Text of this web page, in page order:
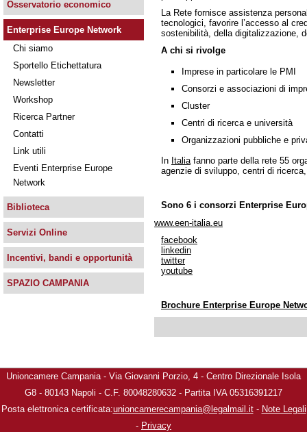
La Rete fornisce assistenza
tecnologici, favorire l’accesso al
sostenibilità, della digitalizzazione,
A chi si rivolge
Imprese in particolare le PMI
Consorzi e associazioni di
Cluster
Centri di ricerca e università
Organizzazioni pubbliche e
In Italia fanno parte della rete 55
agenzie di sviluppo, centri di
Sono 6 i consorzi Enterprise
www.een-italia.eu
facebook
linkedin
twitter
youtube
Brochure Enterprise Europe
Osservatorio economico
Enterprise Europe Network
Chi siamo
Sportello Etichettatura
Newsletter
Workshop
Ricerca Partner
Contatti
Link utili
Eventi Enterprise Europe
Network
Biblioteca
Servizi Online
Incentivi, bandi e opportunità
SPAZIO CAMPANIA
Unioncamere Campania - Via Giovanni Porzio, 4 - Centro Direzionale Isola
G8 - 80143 Napoli - C.F. 80048280632 - Partita IVA 05316391217
Posta elettronica certificata:unioncamerecampania@legalmail.it- Note Legali
- Privacy